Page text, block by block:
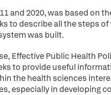
and 2020, was based on
to describe all the steps
was built.
Effective Public Health
to provide useful
the health sciences
especially in developing